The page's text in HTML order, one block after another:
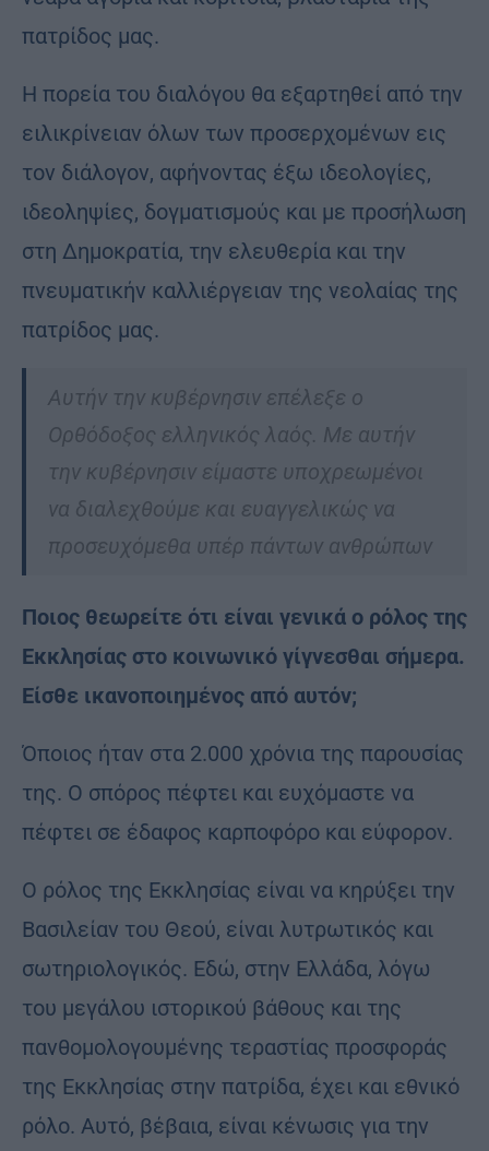
πατρίδος μας.
Η πορεία του διαλόγου θα εξαρτηθεί από την
ειλικρίνειαν όλων των προσερχομένων εις
τον διάλογον, αφήνοντας έξω ιδεολογίες,
ιδεοληψίες, δογματισμούς και με προσήλωση
στη Δημοκρατία, την ελευθερία και την
πνευματικήν καλλιέργειαν της νεολαίας της
πατρίδος μας.
Αυτήν την κυβέρνησιν επέλεξε ο
Ορθόδοξος ελληνικός λαός. Με αυτήν
την κυβέρνησιν είμαστε υποχρεωμένοι
να διαλεχθούμε και ευαγγελικώς να
προσευχόμεθα υπέρ πάντων ανθρώπων
Ποιος θεωρείτε ότι είναι γενικά ο ρόλος της
Εκκλησίας στο κοινωνικό γίγνεσθαι σήμερα.
Είσθε ικανοποιημένος από αυτόν;
Όποιος ήταν στα 2.000 χρόνια της παρουσίας
της. Ο σπόρος πέφτει και ευχόμαστε να
πέφτει σε έδαφος καρποφόρο και εύφορον.
Ο ρόλος της Εκκλησίας είναι να κηρύξει την
Βασιλείαν του Θεού, είναι λυτρωτικός και
σωτηριολογικός. Εδώ, στην Ελλάδα, λόγω
του μεγάλου ιστορικού βάθους και της
πανθομολογουμένης τεραστίας προσφοράς
της Εκκλησίας στην πατρίδα, έχει και εθνικό
ρόλο. Αυτό, βέβαια, είναι κένωσις για την